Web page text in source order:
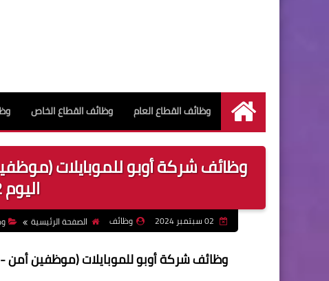
الرئيسية
وظائف القطاع العام وظائف القطاع الخاص
وظائف شركة أوبو للموبايلات
اليوم 2024/9/2
وظائف الصفحة الرئيسية
وظائف شركة أوبو للموبايلات (موظفين أمن - عمال